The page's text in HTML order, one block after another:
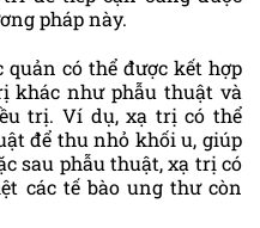
pháp này.
có thể được kết hợp
khác như phẫu thuật và
trị. Ví dụ, xạ trị có thể
để thu nhỏ khối u, giúp
sau phẫu thuật, xạ trị có
các tế bào ung thư còn